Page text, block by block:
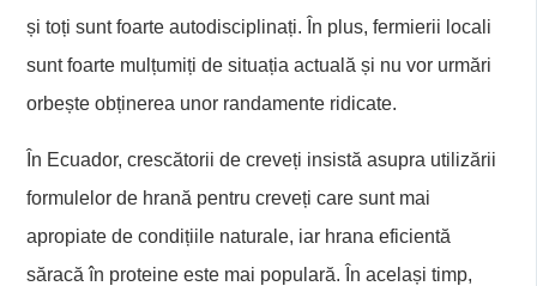
și toți sunt foarte autodisciplinați. În plus, fermierii locali
sunt foarte mulțumiți de situația actuală și nu vor urmări
orbește obținerea unor randamente ridicate.
În Ecuador, crescătorii de creveți insistă asupra utilizării
formulelor de hrană pentru creveți care sunt mai
apropiate de condițiile naturale, iar hrana eficientă
săracă în proteine este mai populară. În același timp,